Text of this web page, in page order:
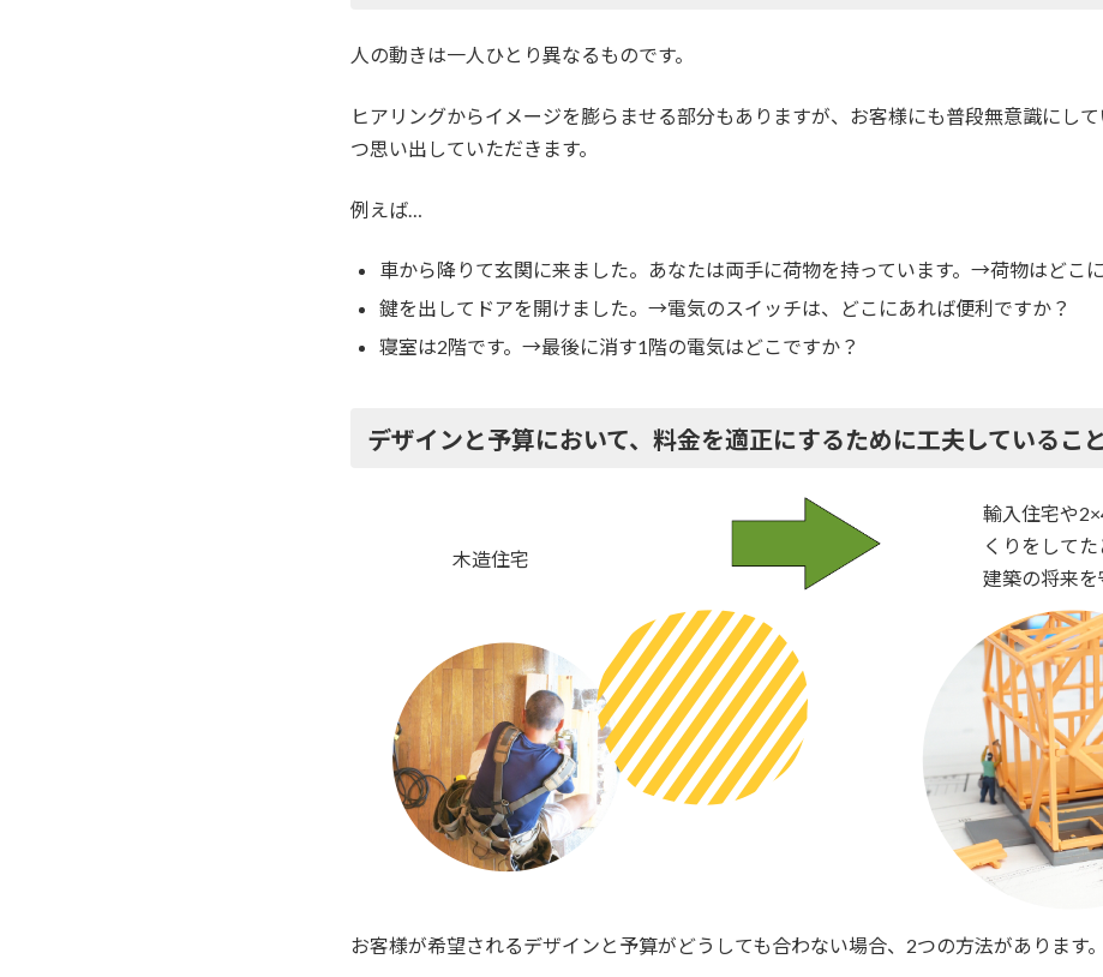
人の動きは一人ひとり異なるものです。
ヒアリングからイメージを膨らませる部分もありますが、お客様にも普段無意識にし
つ思い出していただきます。
例えば…
車から降りて玄関に来ました。あなたは両手に荷物を持っています。→荷物はどこ
鍵を出してドアを開けました。→電気のスイッチは、どこにあれば便利ですか？
寝室は2階です。→最後に消す1階の電気はどこですか？
デザインと予算において、料金を適正にするために工夫していること
木造住宅
輸入住宅や
くりをしてた
建築の将来を
お客様が希望されるデザインと予算がどうしても合わない場合、2つの方法があります。